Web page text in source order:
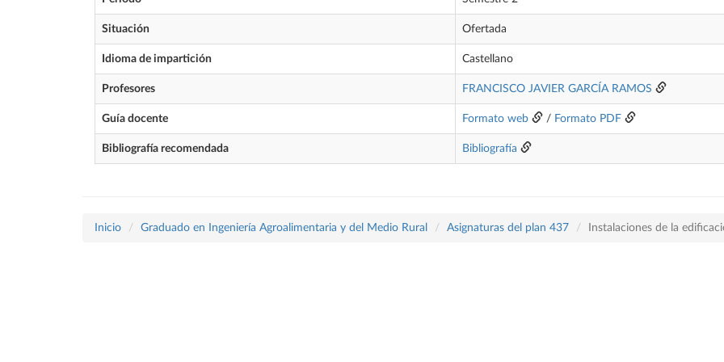
Situación Ofertada
Idioma de impartición Castellano
Profesores FRANCISCO JAVIER GARCÍA RAMOS
Guía docente Formato web / Formato PDF
Bibliografía recomendada Bibliografía
Inicio Graduado en Ingeniería Agroalimentaria y del Medio Rural Asignaturas del plan 437 Instalaciones de la